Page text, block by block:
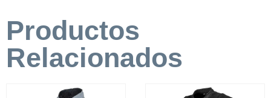
Productos
Relacionados